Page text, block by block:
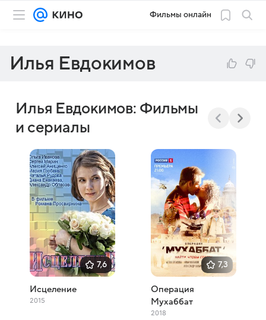
Фильмы онлайн
Илья Евдокимов
Илья Евдокимов: Фильмы
и сериалы
7,6
Исцеление
2015
7,3
Операция
Мухаббат
2018